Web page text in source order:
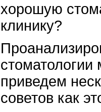
хорошую
клинику?
приведем
советов как